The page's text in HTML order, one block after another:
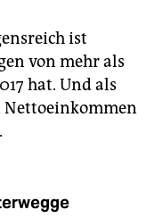
ist
von mehr als
hat. Und als